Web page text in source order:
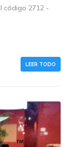
código 2712 -
LEER TODO